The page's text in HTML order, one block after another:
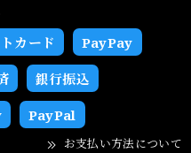
カード PayPay
銀行振込
PayPal
お支払い方法について